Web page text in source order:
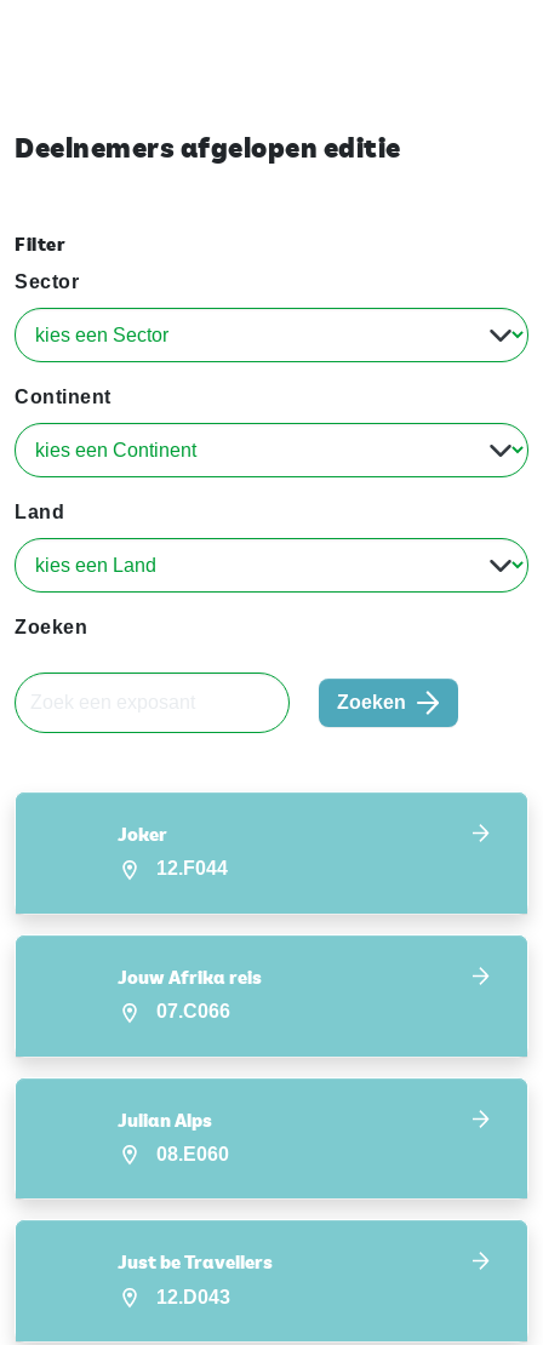
Deelnemers afgelopen editie
Filter
Sector
Continent
Land
Zoeken
Zoeken
Joker
12.F044
Jouw Afrika reis
07.C066
Julian Alps
08.E060
Just be Travellers
12.D043